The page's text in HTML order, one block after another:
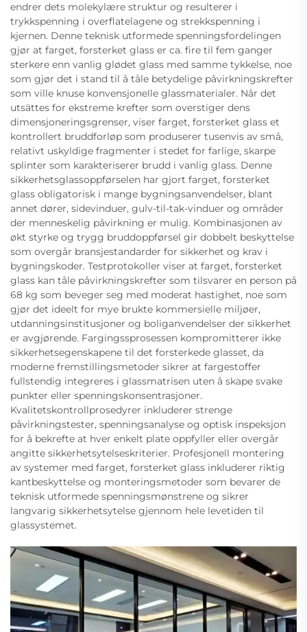
endrer dets molekylære struktur og resulterer i
trykkspenning i overflatelagene og strekkspenning i
kjernen. Denne teknisk utformede spenningsfordelingen
gjør at farget, forsterket glass er ca. fire til fem ganger
sterkere enn vanlig glødet glass med samme tykkelse, noe
som gjør det i stand til å tåle betydelige påvirkningskrefter
som ville knuse konvensjonelle glassmaterialer. Når det
utsättes for ekstreme krefter som overstiger dens
dimensjoneringsgrenser, viser farget, forsterket glass et
kontrollert bruddforløp som produserer tusenvis av små,
relativt uskyldige fragmenter i stedet for farlige, skarpe
splinter som karakteriserer brudd i vanlig glass. Denne
sikkerhetsglassoppførselen har gjort farget, forsterket
glass obligatorisk i mange bygningsanvendelser, blant
annet dører, sidevinduer, gulv-til-tak-vinduer og områder
der menneskelig påvirkning er mulig. Kombinasjonen av
økt styrke og trygg bruddoppførsel gir dobbelt beskyttelse
som overgår bransjestandarder for sikkerhet og krav i
bygningskoder. Testprotokoller viser at farget, forsterket
glass kan tåle påvirkningskrefter som tilsvarer en person på
68 kg som beveger seg med moderat hastighet, noe som
gjør det ideelt for mye brukte kommersielle miljøer,
utdanningsinstitusjoner og boliganvendelser der sikkerhet
er avgjørende. Fargingssprosessen kompromitterer ikke
sikkerhetsegenskapene til det forsterkede glasset, da
moderne fremstillingsmetoder sikrer at fargestoffer
fullstendig integreres i glassmatrisen uten å skape svake
punkter eller spenningskonsentrasjoner.
Kvalitetskontrollprosedyrer inkluderer strenge
påvirkningstester, spenningsanalyse og optisk inspeksjon
for å bekrefte at hver enkelt plate oppfyller eller overgår
angitte sikkerhetsytelseskriterier. Profesjonell montering
av systemer med farget, forsterket glass inkluderer riktig
kantbeskyttelse og monteringsmetoder som bevarer de
teknisk utformede spenningsmønstrene og sikrer
langvarig sikkerhetsytelse gjennom hele levetiden til
glassystemet.